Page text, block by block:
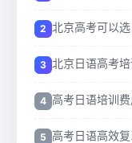
北京高考可以
北京日语高考
高考日语培训
高考日语高效